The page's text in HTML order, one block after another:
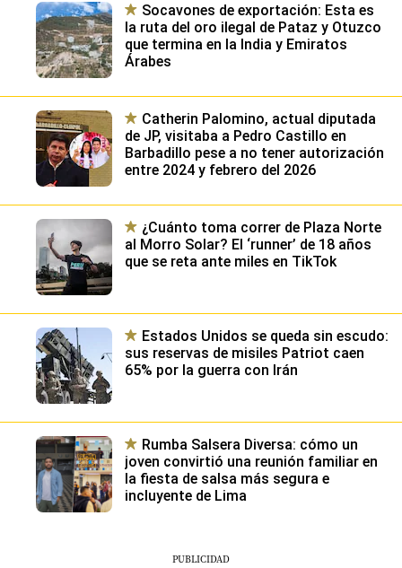
Socavones de exportación: Esta es
la ruta del oro ilegal de Pataz y Otuzco
que termina en la India y Emiratos
Árabes
Catherin Palomino, actual diputada
de JP, visitaba a Pedro Castillo en
Barbadillo pese a no tener autorización
entre 2024 y febrero del 2026
¿Cuánto toma correr de Plaza Norte
al Morro Solar? El ‘runner’ de 18 años
que se reta ante miles en TikTok
Estados Unidos se queda sin escudo:
sus reservas de misiles Patriot caen
65% por la guerra con Irán
Rumba Salsera Diversa: cómo un
joven convirtió una reunión familiar en
la fiesta de salsa más segura e
incluyente de Lima